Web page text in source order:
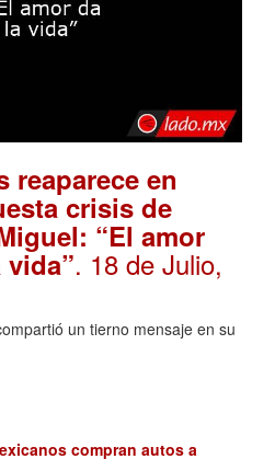
reaparece en
crisis de
“El amor
. 18 de Julio,
un tierno mensaje en su
compran autos a